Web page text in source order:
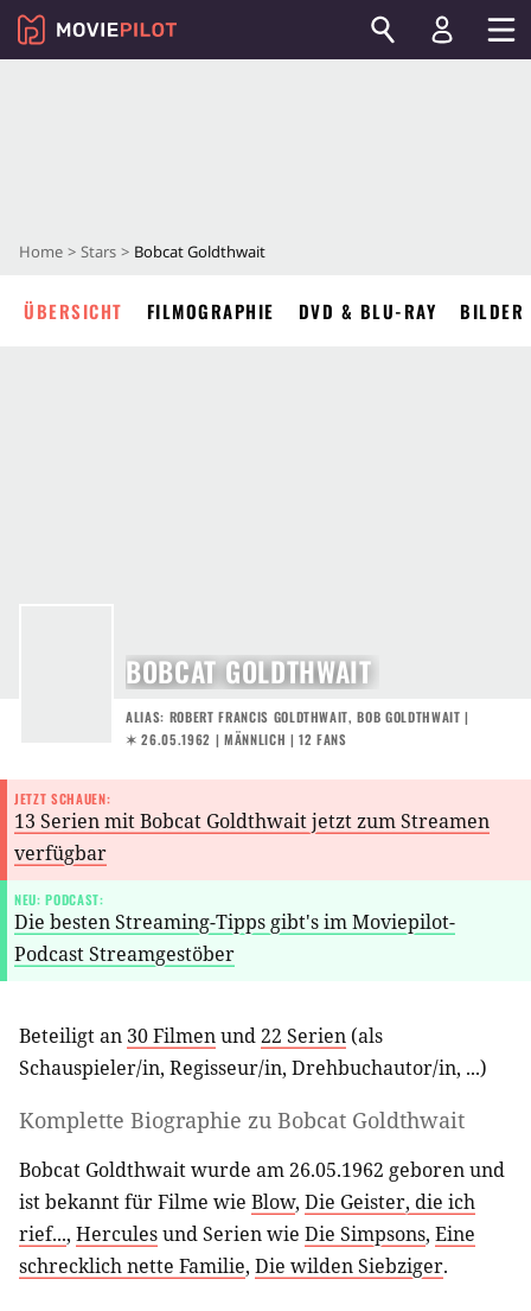
Home Stars Bobcat Goldthwait
ÜBERSICHT FILMOGRAPHIE DVD & BLU-RAY BILDER
BOBCAT GOLDTHWAIT
ALIAS: ROBERT FRANCIS GOLDTHWAIT, BOB GOLDTHWAIT |
✶ 26.05.1962 | MÄNNLICH | 12 FANS
JETZT SCHAUEN:
13 Serien mit Bobcat Goldthwait jetzt zum Streamen
verfügbar
NEU: PODCAST:
Die besten Streaming-Tipps gibt's im Moviepilot-
Podcast Streamgestöber
Beteiligt an 30 Filmenund22 Serien (als
Schauspieler/in, Regisseur/in, Drehbuchautor/in, ...)
Komplette Biographie zu Bobcat Goldthwait
Bobcat Goldthwait wurde am 26.05.1962 geboren und
ist bekannt für Filme wie Blow, Die Geister, die ich
rief..., Herculesund Serien wie Die Simpsons, Eine
schrecklich nette Familie, Die wilden Siebziger.